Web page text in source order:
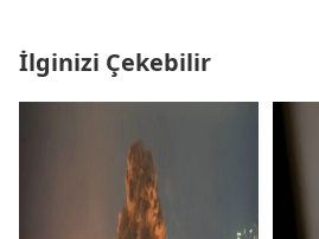
İlginizi Çekebilir